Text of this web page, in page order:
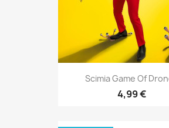
Scimia Game Of
4,99 €